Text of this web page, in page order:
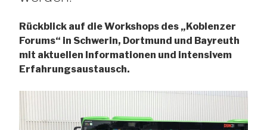
Rückblick auf die Workshops des „Koblenzer
Forums“ in Schwerin, Dortmund und Bayreuth
mit aktuellen Informationen und intensivem
Erfahrungsaustausch.